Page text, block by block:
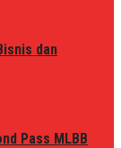
dan
Pass MLBB